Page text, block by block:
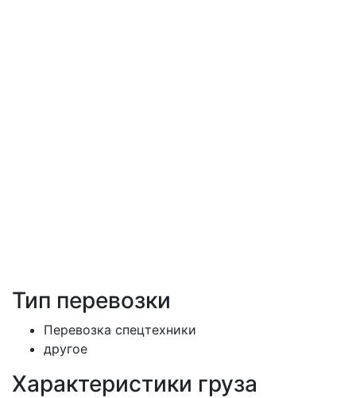
Тип перевозки
Перевозка спецтехники
другое
Характеристики груза